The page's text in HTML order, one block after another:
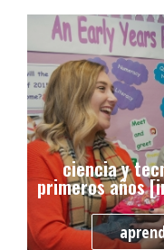
ciencia y
primeros años